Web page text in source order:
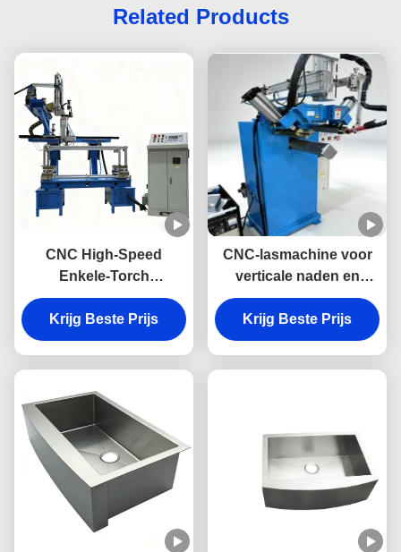
Related Products
CNC High-Speed
Enkele-Torch
Automatische Basin
Laser Lasser voor
Roestvrijstalen
Krijg Beste Prijs
CNC-lasmachine voor
verticale naden en
onderhoeken - Speciale
lasmachine
Krijg Beste Prijs